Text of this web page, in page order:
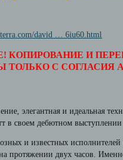
david … 6iu60.html
КОПИРОВАНИЕ И
ТОЛЬКО С СОГЛАСИЯ
элегантная и идеальная
в своем дебютном
и известных
протяжении двух часов.